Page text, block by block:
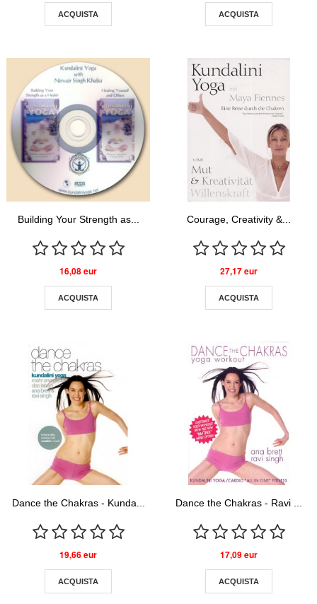
ACQUISTA ACQUISTA
Building Your Strength as...
16,08 eur
ACQUISTA
Courage, Creativity &...
27,17 eur
ACQUISTA
Dance the Chakras - Kunda...
19,66 eur
ACQUISTA
Dance the Chakras - Ravi ...
17,09 eur
ACQUISTA